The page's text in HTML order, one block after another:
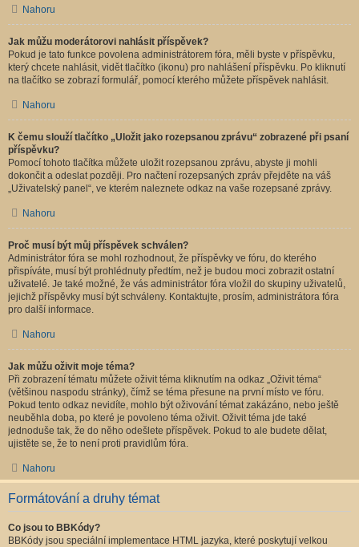
Nahoru
Jak můžu moderátorovi nahlásit příspěvek?
Pokud je tato funkce povolena administrátorem fóra, měli byste v příspěvku,
který chcete nahlásit, vidět tlačítko (ikonu) pro nahlášení příspěvku. Po kliknutí
na tlačítko se zobrazí formulář, pomocí kterého můžete příspěvek nahlásit.
Nahoru
K čemu slouží tlačítko „Uložit jako rozepsanou zprávu“ zobrazené při psaní
příspěvku?
Pomocí tohoto tlačítka můžete uložit rozepsanou zprávu, abyste ji mohli
dokončit a odeslat později. Pro načtení rozepsaných zpráv přejděte na váš
„Uživatelský panel“, ve kterém naleznete odkaz na vaše rozepsané zprávy.
Nahoru
Proč musí být můj příspěvek schválen?
Administrátor fóra se mohl rozhodnout, že příspěvky ve fóru, do kterého
přispíváte, musí být prohlédnuty předtím, než je budou moci zobrazit ostatní
uživatelé. Je také možné, že vás administrátor fóra vložil do skupiny uživatelů,
jejichž příspěvky musí být schváleny. Kontaktujte, prosím, administrátora fóra
pro další informace.
Nahoru
Jak můžu oživit moje téma?
Při zobrazení tématu můžete oživit téma kliknutím na odkaz „Oživit téma“
(většinou naspodu stránky), čímž se téma přesune na první místo ve fóru.
Pokud tento odkaz nevidíte, mohlo být oživování témat zakázáno, nebo ještě
neuběhla doba, po které je povoleno téma oživit. Oživit téma jde také
jednoduše tak, že do něho odešlete příspěvek. Pokud to ale budete dělat,
ujistěte se, že to není proti pravidlům fóra.
Nahoru
Formátování a druhy témat
Co jsou to BBKódy?
BBKódy jsou speciální implementace HTML jazyka, které poskytují velkou